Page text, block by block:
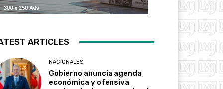
ARTICLES
NACIONALES
Gobierno anuncia agenda
económica y ofensiva